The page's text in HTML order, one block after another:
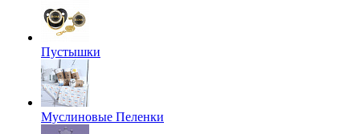
Пустышки
Муслиновые Пеленки